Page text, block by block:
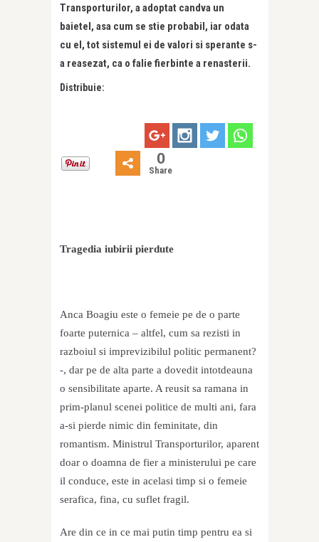
Transporturilor, a adoptat candva un
baietel, asa cum se stie probabil, iar odata
cu el, tot sistemul ei de valori si sperante s-
a reasezat, ca o falie fierbinte a renasterii.
Distribuie:
0
Share
Tragedia iubirii pierdute
Anca Boagiu este o femeie pe de o parte
foarte puternica – altfel, cum sa rezisti in
razboiul si imprevizibilul politic permanent?
-, dar pe de alta parte a dovedit intotdeauna
o sensibilitate aparte. A reusit sa ramana in
prim-planul scenei politice de multi ani, fara
a-si pierde nimic din feminitate, din
romantism. Ministrul Transporturilor, aparent
doar o doamna de fier a ministerului pe care
il conduce, este in acelasi timp si o femeie
serafica, fina, cu suflet fragil.
Are din ce in ce mai putin timp pentru ea si